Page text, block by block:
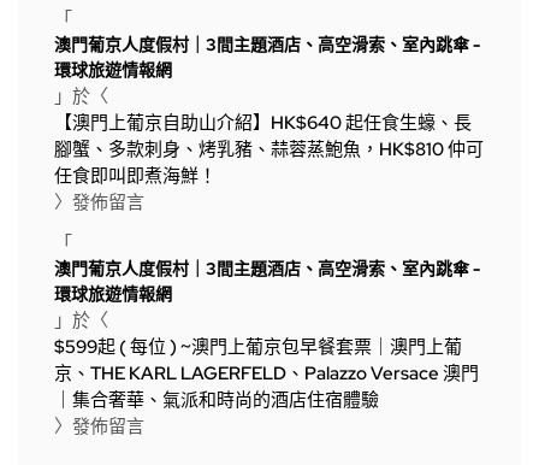
「
澳門葡京人度假村｜3間主題酒店、高空滑索、室內跳傘 -
環球旅遊情報網
」於〈
【澳門上葡京自助山介紹】HK$640 起任食生蠔、長
腳蟹、多款刺身、烤乳豬、蒜蓉蒸鮑魚，HK$810 仲可
任食即叫即煮海鮮！
〉發佈留言
「
澳門葡京人度假村｜3間主題酒店、高空滑索、室內跳傘 -
環球旅遊情報網
」於〈
$599起 ( 每位 ) ~澳門上葡京包早餐套票｜澳門上葡
京、THE KARL LAGERFELD、Palazzo Versace 澳門
｜集合奢華、氣派和時尚的酒店住宿體驗
〉發佈留言